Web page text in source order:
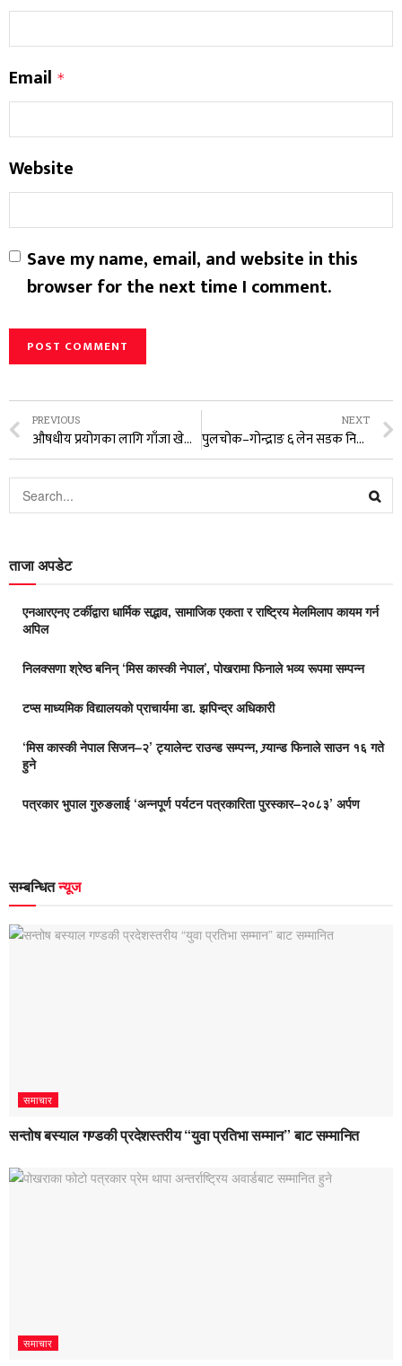
Email *
Website
Save my name, email, and website in this
browser for the next time I comment.
PREVIOUS
औषधीय प्रयोगका लागि गाँजा खेतीलाई बैद्यता दिइने छ : मुख्यमन्त्री पाण्डे
NEXT
पुलचोक–गोन्द्राङ ६ लेन सडक निर्माणले गति लियो
ताजा अपडेट
एनआरएनए टर्कीद्वारा धार्मिक सद्भाव, सामाजिक एकता र राष्ट्रिय मेलमिलाप कायम गर्न
अपिल
निलक्सणा श्रेष्ठ बनिन् ‘मिस कास्की नेपाल’, पोखरामा फिनाले भव्य रूपमा सम्पन्न
टप्स माध्यमिक विद्यालयको प्राचार्यमा डा. झपिन्द्र अधिकारी
‘मिस कास्की नेपाल सिजन–२’ ट्यालेन्ट राउन्ड सम्पन्न, ग्र्यान्ड फिनाले साउन १६ गते
हुने
पत्रकार भुपाल गुरुङलाई ‘अन्नपूर्ण पर्यटन पत्रकारिता पुरस्कार–२०८३’ अर्पण
सम्बन्धितन्यूज
समाचार
सन्तोष बस्याल गण्डकी प्रदेशस्तरीय “युवा प्रतिभा सम्मान” बाट सम्मानित
समाचार